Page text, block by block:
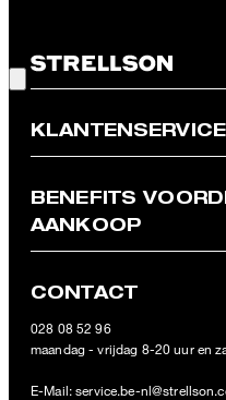
aankoop kan slechts één
kortingsbon kan niet worden
terugbetaald en vervalt deze.
KLANTENSERVICE
BENEFITS
AANKOOP
CONTACT
028 08 52 96
maandag - vrijdag 8-20 uur en
E-Mail:service.be-